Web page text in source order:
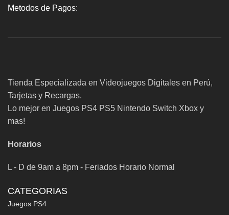
Metodos de Pagos:
Tienda Especializada en Videojuegos Digitales en Perú,
Tarjetas y Recargas.
Lo mejor en Juegos PS4 PS5 Nintendo Switch Xbox y
mas!
Horarios
L - D de 9am a 8pm - Feriados Horario Normal
CATEGORIAS
Juegos PS4